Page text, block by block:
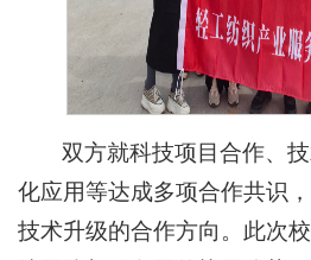
双方就科技项目合作、
化应用等达成多项合作共识
技术升级的合作方向。此次